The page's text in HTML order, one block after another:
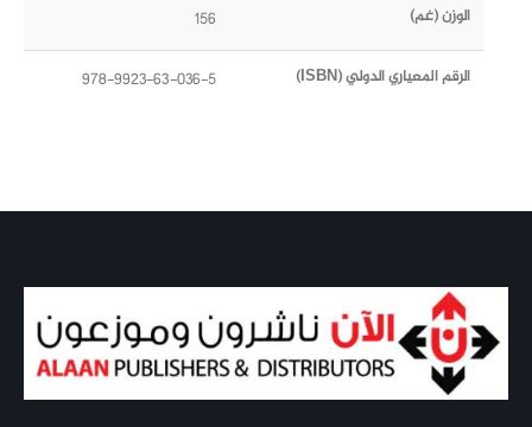
الوزن (غم) 156
الرقم المعياري الدولي (ISBN) 978-9923-63-036-5